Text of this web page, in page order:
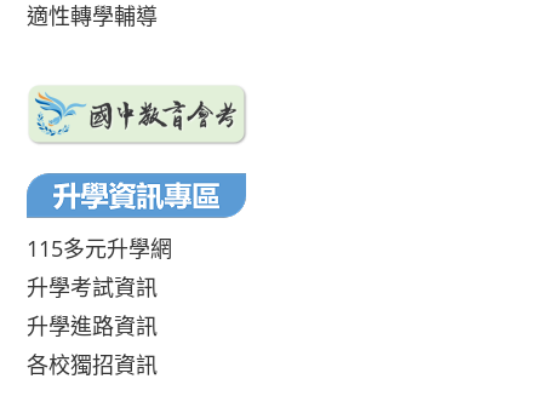
適性轉學輔導
115多元升學網
升學考試資訊
升學進路資訊
各校獨招資訊